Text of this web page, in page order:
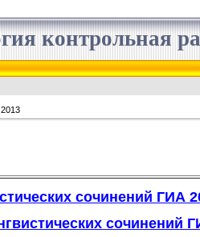
контрольная
сочинений ГИА
сочинений